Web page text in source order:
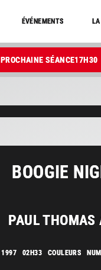
ÉVÉNEMENTS
PROCHAINE SÉANCE17H30
BOOGIE
PAUL THOMAS
1997 02H33 COULEURS